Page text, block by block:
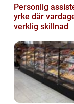
Personlig
yrke där
verklig skillnad